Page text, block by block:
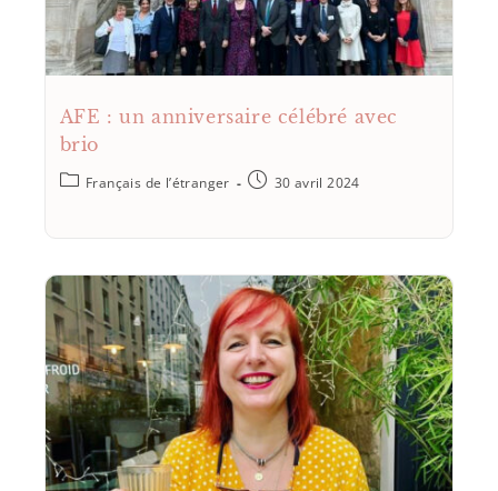
AFE : un anniversaire célébré avec
brio
Français de l’étranger 30 avril 2024